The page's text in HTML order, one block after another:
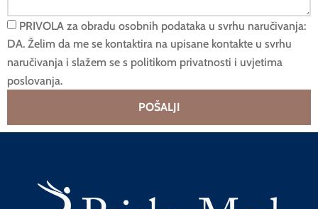
PRIVOLA za obradu osobnih podataka u svrhu naručivanja:
DA. Želim da me se kontaktira na upisane kontakte u svrhu
naručivanja i slažem se s politikom privatnosti i uvjetima
poslovanja.
POŠALJI